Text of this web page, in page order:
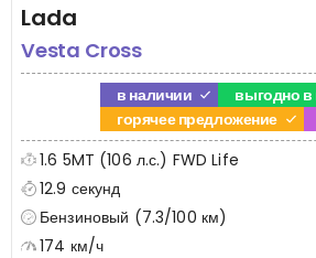
Lada
Vesta Cross
в наличии
выгодно в
горячее предложение
1.6 5MT (106 л.с.) FWD Life
12.9 секунд
Бензиновый (7.3/100 км)
174 км/ч